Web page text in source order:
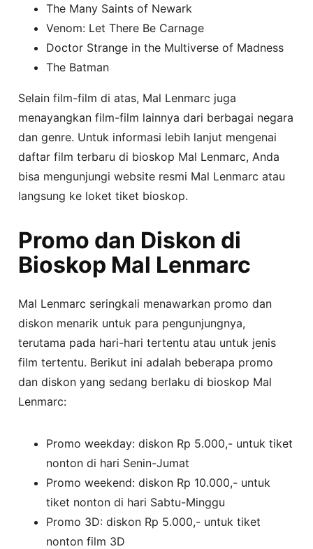
The Many Saints of Newark
Venom: Let There Be Carnage
Doctor Strange in the Multiverse of Madness
The Batman
Selain film-film di atas, Mal Lenmarc juga
menayangkan film-film lainnya dari berbagai negara
dan genre. Untuk informasi lebih lanjut mengenai
daftar film terbaru di bioskop Mal Lenmarc, Anda
bisa mengunjungi website resmi Mal Lenmarc atau
langsung ke loket tiket bioskop.
Promo dan Diskon di
Bioskop Mal Lenmarc
Mal Lenmarc seringkali menawarkan promo dan
diskon menarik untuk para pengunjungnya,
terutama pada hari-hari tertentu atau untuk jenis
film tertentu. Berikut ini adalah beberapa promo
dan diskon yang sedang berlaku di bioskop Mal
Lenmarc:
Promo weekday: diskon Rp 5.000,- untuk tiket
nonton di hari Senin-Jumat
Promo weekend: diskon Rp 10.000,- untuk
tiket nonton di hari Sabtu-Minggu
Promo 3D: diskon Rp 5.000,- untuk tiket
nonton film 3D